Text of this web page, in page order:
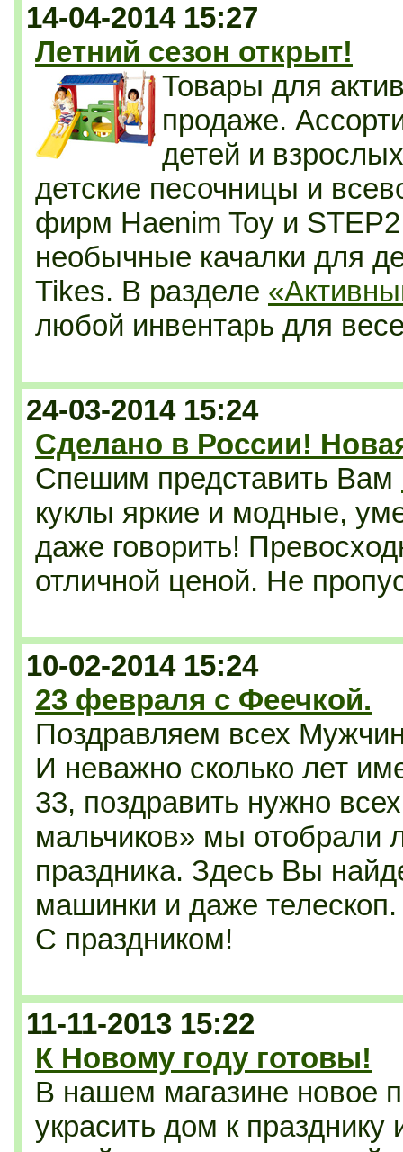
14-04-2014 15:27
Летний сезон открыт!
Товары для
продаже.
детей и
детские песочницы и
фирм Haenim Toy и
необычные качалки для
Tikes. В разделе
любой инвентарь для
24-03-2014 15:24
Сделано в России!
Спешим представить Вам
куклы яркие и модные,
даже говорить!
отличной ценой. Не
10-02-2014 15:24
23 февраля с Феечкой.
Поздравляем всех
И неважно сколько лет
33, поздравить нужно
мальчиков» мы отобрали
праздника. Здесь Вы
машинки и даже
С праздником!
11-11-2013 15:22
К Новому году готовы!
В нашем магазине новое
украсить дом к